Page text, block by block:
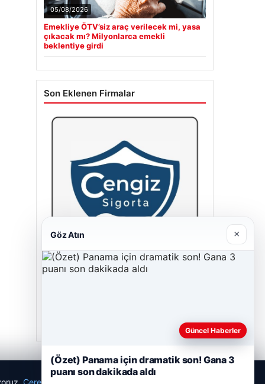
05/08/2026
Emekliye ÖTV’siz araç verilecek mi, yasa
çıkacak mı? Milyonlarca emekli
beklentiye girdi
Son Eklenen Firmalar
Çerez Politikamız
Göz Atın ×
Güncel Haberler
(Özet) Panama için dramatik son! Gana 3
puanı son dakikada aldı